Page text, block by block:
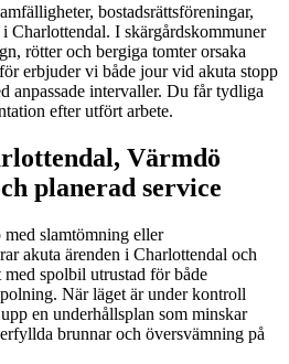
bostadsrättsföreningar,
Charlottendal. I skärgårdskommuner
rötter och bergiga tomter orsaka
erbjuder vi både jour vid akuta stopp
anpassade intervaller. Du får tydliga
efter utfört arbete.
Värmdö
planerad service
slamtömning eller
akuta ärenden i Charlottendal och
spolbil utrustad för både
När läget är under kontroll
en underhållsplan som minskar
brunnar och översvämning på